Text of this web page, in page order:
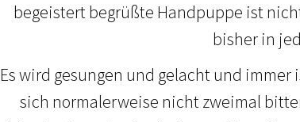
begeistert begrüßte Handpuppe ist
bisher in
Es wird gesungen und gelacht und
sich normalerweise nicht zweimal